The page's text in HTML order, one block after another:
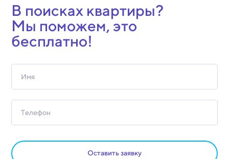
В поисках квартиры?
Мы поможем, это
бесплатно!
Оставить заявку